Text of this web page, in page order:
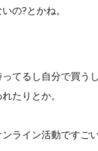
の?とかね。
てるし自分で買う
たりとか。
ライン活動ですご